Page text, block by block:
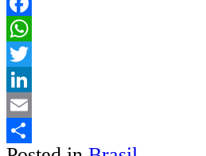
Facebook
WhatsApp
Twitter
LinkedIn
Email